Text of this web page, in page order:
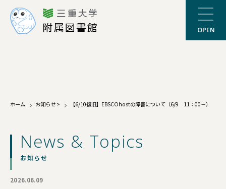
附属図書館 OPEN
ホーム お知らせ > 【6/10復旧】EBSCOhostの障害について（6/9 11：00－）
News & Topics
お知らせ
2026.06.09